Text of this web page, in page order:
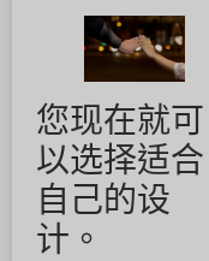
您现在就可
以选择适合
自己的设
计。